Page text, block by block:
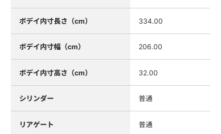
ボデイ内寸長さ（cm） 334.00
ボデイ内寸幅（cm） 206.00
ボデイ内寸高さ（cm） 32.00
シリンダー 普通
リアゲート 普通